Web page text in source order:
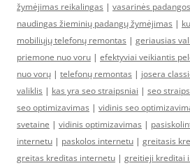
žymėjimas reikalingas | vasarinės
naudingas žieminių padangų žymėjimas |
mobiliųjų telefonų remontas | geriausias
priemone nuo voru | efektyviai veikiantis
nuo vorų | telefonų remontas | josera
valiklis | kas yra seo straipsniai | seo
seo optimizavimas | vidinis seo
svetaine | vidinis optimizavimas |
internetu | paskolos internetu | greitasis
greitas kreditas internetu | greitieji kreditai